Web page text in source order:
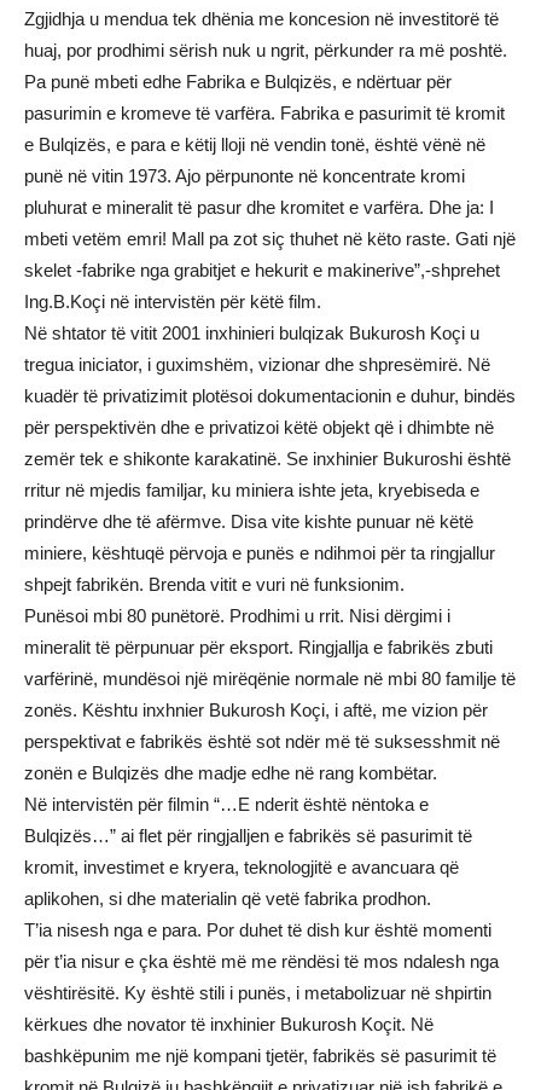
Zgjidhja u mendua tek dhënia me koncesion në investitorë të
huaj, por prodhimi sërish nuk u ngrit, përkunder ra më poshtë.
Pa punë mbeti edhe Fabrika e Bulqizës, e ndërtuar për
pasurimin e kromeve të varfëra. Fabrika e pasurimit të kromit
e Bulqizës, e para e këtij lloji në vendin tonë, është vënë në
punë në vitin 1973. Ajo përpunonte në koncentrate kromi
pluhurat e mineralit të pasur dhe kromitet e varfëra. Dhe ja: I
mbeti vetëm emri! Mall pa zot siç thuhet në këto raste. Gati një
skelet -fabrike nga grabitjet e hekurit e makinerive”,-shprehet
Ing.B.Koçi në intervistën për këtë film.
Në shtator të vitit 2001 inxhinieri bulqizak Bukurosh Koçi u
tregua iniciator, i guximshëm, vizionar dhe shpresëmirë. Në
kuadër të privatizimit plotësoi dokumentacionin e duhur, bindës
për perspektivën dhe e privatizoi këtë objekt që i dhimbte në
zemër tek e shikonte karakatinë. Se inxhinier Bukuroshi është
rritur në mjedis familjar, ku miniera ishte jeta, kryebiseda e
prindërve dhe të afërmve. Disa vite kishte punuar në këtë
miniere, kështuqë përvoja e punës e ndihmoi për ta ringjallur
shpejt fabrikën. Brenda vitit e vuri në funksionim.
Punësoi mbi 80 punëtorë. Prodhimi u rrit. Nisi dërgimi i
mineralit të përpunuar për eksport. Ringjallja e fabrikës zbuti
varfërinë, mundësoi një mirëqënie normale në mbi 80 familje të
zonës. Kështu inxhnier Bukurosh Koçi, i aftë, me vizion për
perspektivat e fabrikës është sot ndër më të suksesshmit në
zonën e Bulqizës dhe madje edhe në rang kombëtar.
Në intervistën për filmin “…E nderit është nëntoka e
Bulqizës…” ai flet për ringjalljen e fabrikës së pasurimit të
kromit, investimet e kryera, teknologjitë e avancuara që
aplikohen, si dhe materialin që vetë fabrika prodhon.
T’ia nisesh nga e para. Por duhet të dish kur është momenti
për t’ia nisur e çka është më me rëndësi të mos ndalesh nga
vështirësitë. Ky është stili i punës, i metabolizuar në shpirtin
kërkues dhe novator të inxhinier Bukurosh Koçit. Në
bashkëpunim me një kompani tjetër, fabrikës së pasurimit të